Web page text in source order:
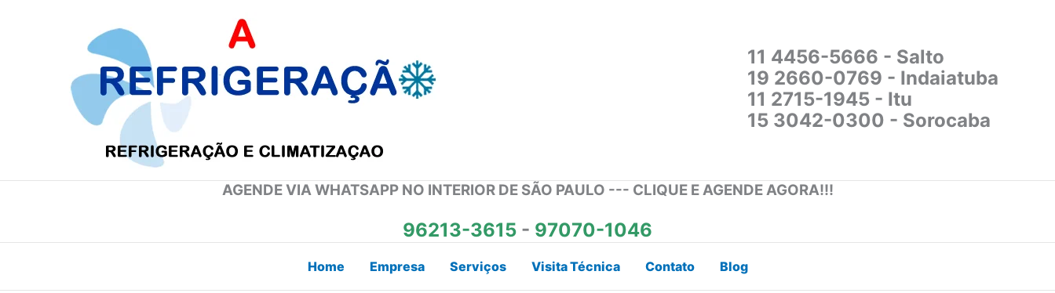
11 4456-5666 - Salto
19 2660-0769 - Indaiatuba
11 2715-1945 - Itu
15 3042-0300 - Sorocaba
AGENDE VIA WHATSAPP NO INTERIOR DE SÃO PAULO --- CLIQUE E AGENDE AGORA!!!
96213-3615 - 97070-1046
Home Empresa Serviços Visita Técnica Contato Blog